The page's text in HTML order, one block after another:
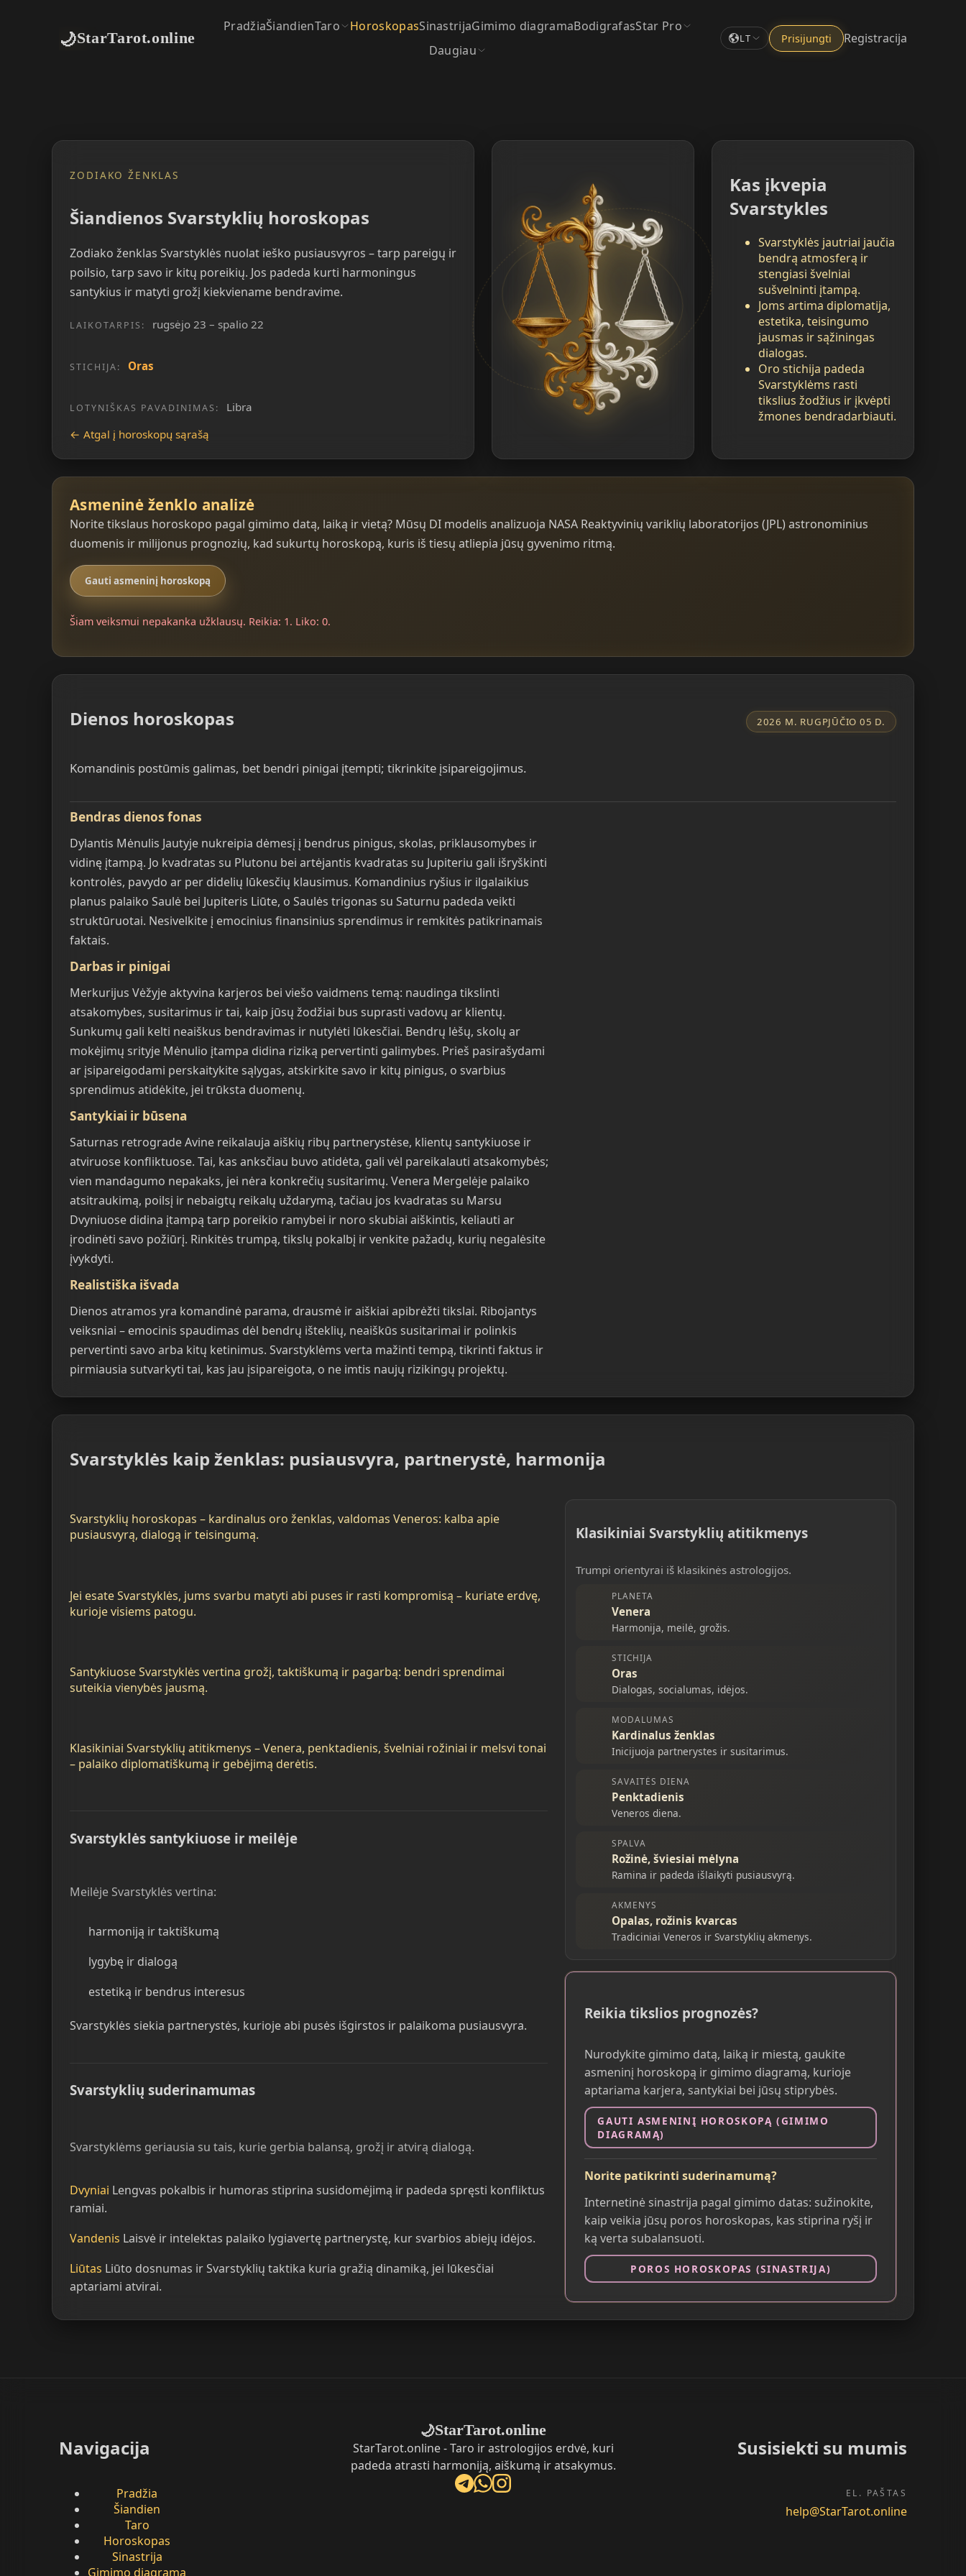
🌙StarTarot.online
PradžiaŠiandienTaro HoroskopasSinastrijaGimimo diagramaBodigrafasStar Pro
Daugiau
LT Prisijungti Registracija
ZODIAKO ŽENKLAS
Šiandienos Svarstyklių horoskopas
Zodiako ženklas Svarstyklės nuolat ieško pusiausvyros – tarp pareigų ir
poilsio, tarp savo ir kitų poreikių. Jos padeda kurti harmoningus
santykius ir matyti grožį kiekviename bendravime.
LAIKOTARPIS: rugsėjo 23 – spalio 22
STICHIJA: Oras
LOTYNIŠKAS PAVADINIMAS:
Libra
← Atgal į horoskopų sąrašą
Kas įkvepia
Svarstykles
Svarstyklės jautriai jaučia
bendrą atmosferą ir
stengiasi švelniai
sušvelninti įtampą.
Joms artima diplomatija,
estetika, teisingumo
jausmas ir sąžiningas
dialogas.
Oro stichija padeda
Svarstyklėms rasti
tikslius žodžius ir įkvėpti
žmones bendradarbiauti.
Asmeninė ženklo analizė
Norite tikslaus horoskopo pagal gimimo datą, laiką ir vietą? Mūsų DI modelis analizuoja NASA Reaktyvinių variklių laboratorijos (JPL) astronominius
duomenis ir milijonus prognozių, kad sukurtų horoskopą, kuris iš tiesų atliepia jūsų gyvenimo ritmą.
Gauti asmeninį horoskopą
Šiam veiksmui nepakanka užklausų. Reikia: 1. Liko: 0.
Dienos horoskopas 2026 M. RUGPJŪČIO 05 D.
Komandinis postūmis galimas, bet bendri pinigai įtempti; tikrinkite įsipareigojimus.
Bendras dienos fonas
Dylantis Mėnulis Jautyje nukreipia dėmesį į bendrus pinigus, skolas, priklausomybes ir
vidinę įtampą. Jo kvadratas su Plutonu bei artėjantis kvadratas su Jupiteriu gali išryškinti
kontrolės, pavydo ar per didelių lūkesčių klausimus. Komandinius ryšius ir ilgalaikius
planus palaiko Saulė bei Jupiteris Liūte, o Saulės trigonas su Saturnu padeda veikti
struktūruotai. Nesivelkite į emocinius finansinius sprendimus ir remkitės patikrinamais
faktais.
Darbas ir pinigai
Merkurijus Vėžyje aktyvina karjeros bei viešo vaidmens temą: naudinga tikslinti
atsakomybes, susitarimus ir tai, kaip jūsų žodžiai bus suprasti vadovų ar klientų.
Sunkumų gali kelti neaiškus bendravimas ir nutylėti lūkesčiai. Bendrų lėšų, skolų ar
mokėjimų srityje Mėnulio įtampa didina riziką pervertinti galimybes. Prieš pasirašydami
ar įsipareigodami perskaitykite sąlygas, atskirkite savo ir kitų pinigus, o svarbius
sprendimus atidėkite, jei trūksta duomenų.
Santykiai ir būsena
Saturnas retrograde Avine reikalauja aiškių ribų partnerystėse, klientų santykiuose ir
atviruose konfliktuose. Tai, kas anksčiau buvo atidėta, gali vėl pareikalauti atsakomybės;
vien mandagumo nepakaks, jei nėra konkrečių susitarimų. Venera Mergelėje palaiko
atsitraukimą, poilsį ir nebaigtų reikalų uždarymą, tačiau jos kvadratas su Marsu
Dvyniuose didina įtampą tarp poreikio ramybei ir noro skubiai aiškintis, keliauti ar
įrodinėti savo požiūrį. Rinkitės trumpą, tikslų pokalbį ir venkite pažadų, kurių negalėsite
įvykdyti.
Realistiška išvada
Dienos atramos yra komandinė parama, drausmė ir aiškiai apibrėžti tikslai. Ribojantys
veiksniai – emocinis spaudimas dėl bendrų išteklių, neaiškūs susitarimai ir polinkis
pervertinti savo arba kitų ketinimus. Svarstyklėms verta mažinti tempą, tikrinti faktus ir
pirmiausia sutvarkyti tai, kas jau įsipareigota, o ne imtis naujų rizikingų projektų.
Svarstyklės kaip ženklas: pusiausvyra, partnerystė, harmonija
Svarstyklių horoskopas – kardinalus oro ženklas, valdomas Veneros: kalba apie
pusiausvyrą, dialogą ir teisingumą.
Jei esate Svarstyklės, jums svarbu matyti abi puses ir rasti kompromisą – kuriate erdvę,
kurioje visiems patogu.
Santykiuose Svarstyklės vertina grožį, taktiškumą ir pagarbą: bendri sprendimai
suteikia vienybės jausmą.
Klasikiniai Svarstyklių atitikmenys – Venera, penktadienis, švelniai rožiniai ir melsvi tonai
– palaiko diplomatiškumą ir gebėjimą derėtis.
Svarstyklės santykiuose ir meilėje
Meilėje Svarstyklės vertina:
harmoniją ir taktiškumą
lygybę ir dialogą
estetiką ir bendrus interesus
Svarstyklės siekia partnerystės, kurioje abi pusės išgirstos ir palaikoma pusiausvyra.
Svarstyklių suderinamumas
Svarstyklėms geriausia su tais, kurie gerbia balansą, grožį ir atvirą dialogą.
Dvyniai Lengvas pokalbis ir humoras stiprina susidomėjimą ir padeda spręsti konfliktus
ramiai.
Vandenis Laisvė ir intelektas palaiko lygiavertę partnerystę, kur svarbios abiejų idėjos.
Liūtas Liūto dosnumas ir Svarstyklių taktika kuria gražią dinamiką, jei lūkesčiai
aptariami atvirai.
Klasikiniai Svarstyklių atitikmenys
Trumpi orientyrai iš klasikinės astrologijos.
PLANETA
Venera
Harmonija, meilė, grožis.
STICHIJA
Oras
Dialogas, socialumas, idėjos.
MODALUMAS
Kardinalus ženklas
Inicijuoja partnerystes ir susitarimus.
SAVAITĖS DIENA
Penktadienis
Veneros diena.
SPALVA
Rožinė, šviesiai mėlyna
Ramina ir padeda išlaikyti pusiausvyrą.
AKMENYS
Opalas, rožinis kvarcas
Tradiciniai Veneros ir Svarstyklių akmenys.
Reikia tikslios prognozės?
Nurodykite gimimo datą, laiką ir miestą, gaukite
asmeninį horoskopą ir gimimo diagramą, kurioje
aptariama karjera, santykiai bei jūsų stiprybės.
GAUTI ASMENINĮ HOROSKOPĄ (GIMIMO
DIAGRAMĄ)
Norite patikrinti suderinamumą?
Internetinė sinastrija pagal gimimo datas: sužinokite,
kaip veikia jūsų poros horoskopas, kas stiprina ryšį ir
ką verta subalansuoti.
POROS HOROSKOPAS (SINASTRIJA)
Navigacija
Pradžia
Šiandien
Taro
Horoskopas
Sinastrija
Gimimo diagrama
🌙StarTarot.online
StarTarot.online - Taro ir astrologijos erdvė, kuri
padeda atrasti harmoniją, aiškumą ir atsakymus.
Susisiekti su mumis
EL. PAŠTAS
help@StarTarot.online